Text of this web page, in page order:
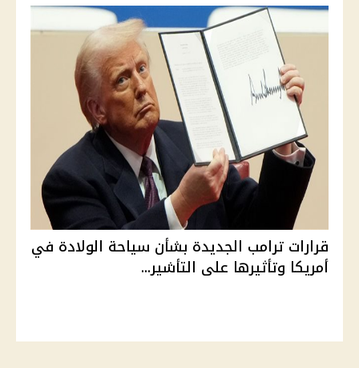
قرارات ترامب الجديدة بشأن سياحة الولادة في
أمريكا وتأثيرها على التأشير...